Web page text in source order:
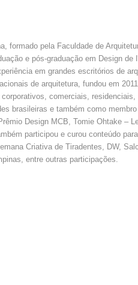
formado pela Faculdade de
e pós-graduação em Design
em grandes escritórios de
de arquitetura, fundou em
comerciais,
brasileiras e também como
Design MCB, Tomie Ohtake –
participou e curou conteúdo
Criativa de Tiradentes, DW,
entre outras participações.